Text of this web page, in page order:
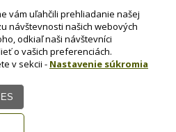
Kontakt
vám uľahčili prehliadanie našej
návštevnosti našich webových
odkiaľ naši návštevníci
o vašich preferenciách.
v sekcii - Nastavenie súkromia